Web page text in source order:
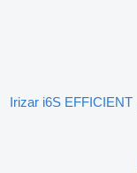
الباص السياحي Irizar i6S EFFICIENT